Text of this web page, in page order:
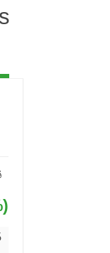
(21.08%) 11,903,625 PKR
6